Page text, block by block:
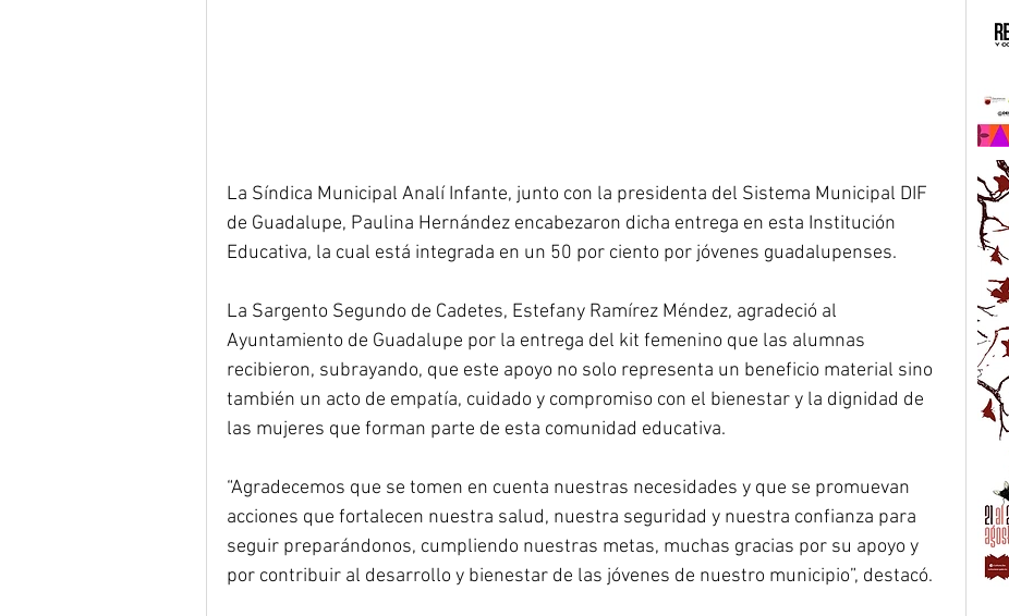
La Síndica Municipal Analí Infante, junto con la presidenta del Sistema Municipal DIF
de Guadalupe, Paulina Hernández encabezaron dicha entrega en esta Institución
Educativa, la cual está integrada en un 50 por ciento por jóvenes guadalupenses.
La Sargento Segundo de Cadetes, Estefany Ramírez Méndez, agradeció al
Ayuntamiento de Guadalupe por la entrega del kit femenino que las alumnas
recibieron, subrayando, que este apoyo no solo representa un beneficio material sino
también un acto de empatía, cuidado y compromiso con el bienestar y la dignidad de
las mujeres que forman parte de esta comunidad educativa.
“Agradecemos que se tomen en cuenta nuestras necesidades y que se promuevan
acciones que fortalecen nuestra salud, nuestra seguridad y nuestra confianza para
seguir preparándonos, cumpliendo nuestras metas, muchas gracias por su apoyo y
por contribuir al desarrollo y bienestar de las jóvenes de nuestro municipio”, destacó.